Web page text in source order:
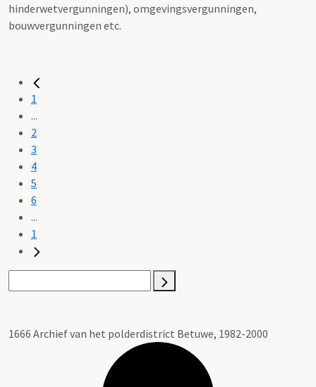
hinderwetvergunningen), omgevingsvergunningen,
bouwvergunningen etc.
1
...
2
3
4
5
6
...
1
1666 Archief van het polderdistrict Betuwe, 1982-2000